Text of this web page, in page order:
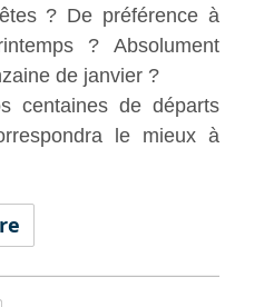
? De préférence à
? Absolument
de janvier ?
centaines de départs
le mieux à